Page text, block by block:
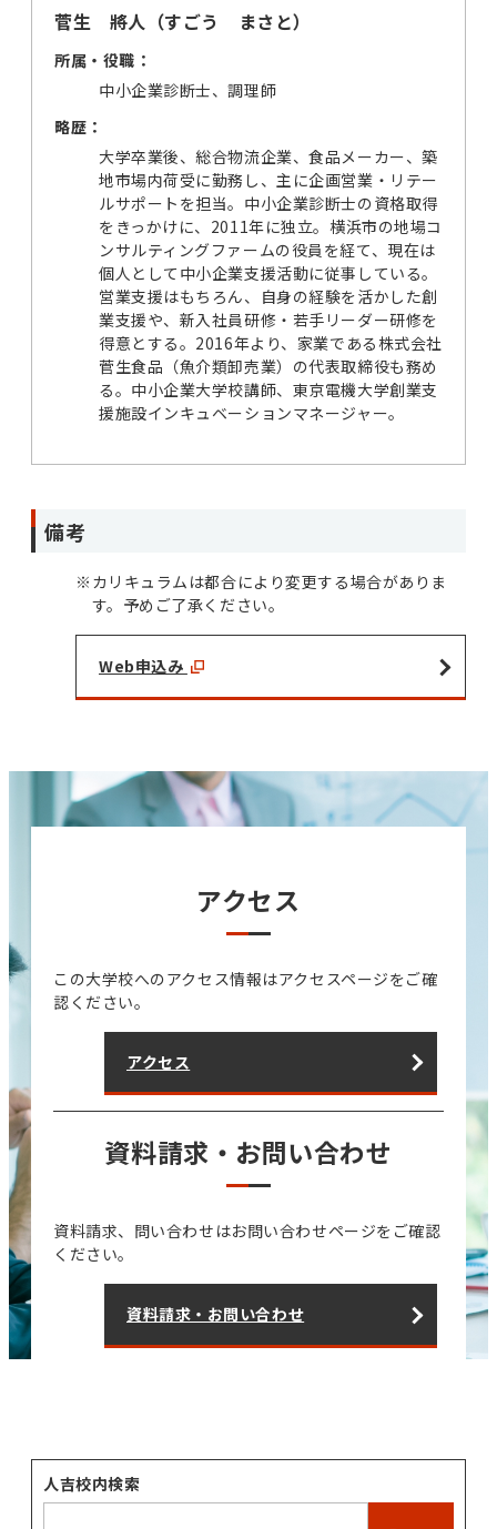
菅生 將人（すごう まさと）
所属・役職：
中小企業診断士、調理師
略歴：
大学卒業後、総合物流企業、食品メーカー、築
地市場内荷受に勤務し、主に企画営業・リテー
ルサポートを担当。中小企業診断士の資格取得
をきっかけに、2011年に独立。横浜市の地場コ
ンサルティングファームの役員を経て、現在は
個人として中小企業支援活動に従事している。
営業支援はもちろん、自身の経験を活かした創
業支援や、新入社員研修・若手リーダー研修を
得意とする。2016年より、家業である株式会社
菅生食品（魚介類卸売業）の代表取締役も務め
る。中小企業大学校講師、東京電機大学創業支
援施設インキュベーションマネージャー。
備考
※ カリキュラムは都合により変更する場合がありま
す。予めご了承ください。
Web申込み
人吉校内検索
アクセス
この大学校へのアクセス情報はアクセスページをご確
認ください。
アクセス
資料請求・お問い合わせ
資料請求、問い合わせはお問い合わせページをご確認
ください。
資料請求・お問い合わせ